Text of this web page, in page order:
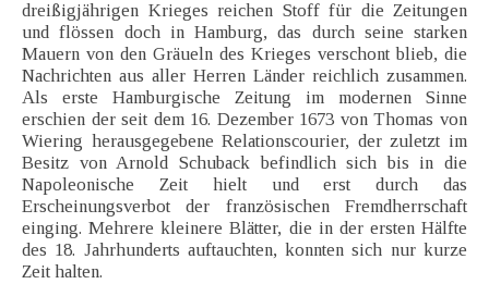
dreißigjährigen Krieges reichen Stoff für die Zeitungen
und flössen doch in Hamburg, das durch seine starken
Mauern von den Gräueln des Krieges verschont blieb, die
Nachrichten aus aller Herren Länder reichlich zusammen.
Als erste Hamburgische Zeitung im modernen Sinne
erschien der seit dem 16. Dezember 1673 von Thomas von
Wiering herausgegebene Relationscourier, der zuletzt im
Besitz von Arnold Schuback befindlich sich bis in die
Napoleonische Zeit hielt und erst durch das
Erscheinungsverbot der französischen Fremdherrschaft
einging. Mehrere kleinere Blätter, die in der ersten Hälfte
des 18. Jahrhunderts auftauchten, konnten sich nur kurze
Zeit halten.